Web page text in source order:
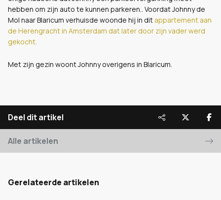
hebben om zijn auto te kunnen parkeren.. Voordat Johnny de
Mol naar Blaricum verhuisde woonde hij in dit appartement aan
de Herengracht in Amsterdam dat later door zijn vader werd
gekocht.
Met zijn gezin woont Johnny overigens in Blaricum.
Deel dit artikel
Alle artikelen
Gerelateerde artikelen